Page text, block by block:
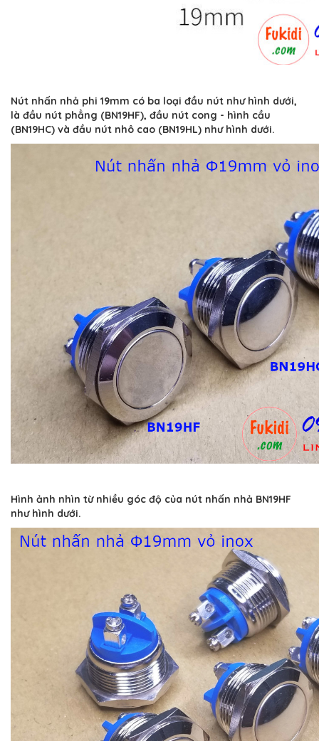
Nút nhấn nhả phi 19mm có ba loại đầu nút như hình dưới,
là đầu nút phẳng (BN19HF), đầu nút cong - hình cầu
(BN19HC) và đầu nút nhô cao (BN19HL) như hình dưới.
Hình ảnh nhìn từ nhiều góc độ của nút nhấn nhả BN19HF
như hình dưới.